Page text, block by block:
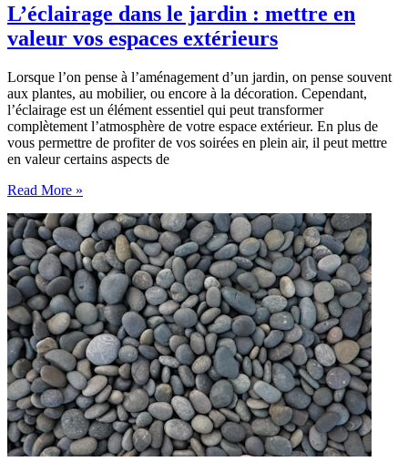
L’éclairage dans le jardin : mettre en
valeur vos espaces extérieurs
Lorsque l’on pense à l’aménagement d’un jardin, on pense souvent
aux plantes, au mobilier, ou encore à la décoration. Cependant,
l’éclairage est un élément essentiel qui peut transformer
complètement l’atmosphère de votre espace extérieur. En plus de
vous permettre de profiter de vos soirées en plein air, il peut mettre
en valeur certains aspects de
L’éclairage
le
jardin
:
mettre
en
valeur
vos
espaces
extérieurs
Read More »